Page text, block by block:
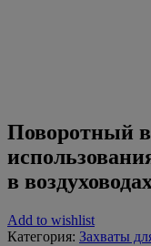
Поворотный
в
Add to wishlist
Категория: Захваты